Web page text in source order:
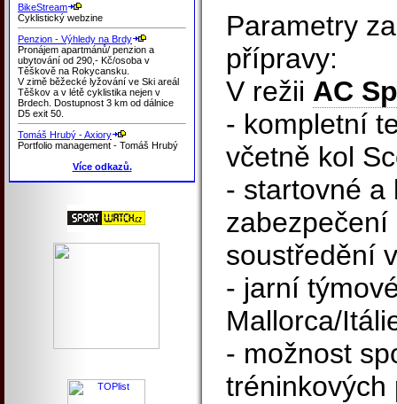
BikeStream
Cyklistický webzine
Penzion - Výhledy na Brdy
Pronájem apartmánů/ penzion a
ubytování od 290,- Kč/osoba v
Těškově na Rokycansku.
V zimě běžecké lyžování ve Ski areál
Těškov a v létě cyklistika nejen v
Brdech. Dostupnost 3 km od dálnice
D5 exit 50.
Tomáš Hrubý - Axiory
Portfolio management - Tomáš Hrubý
Více odkazů.
Parametry
přípravy:
V režii AC
- kompletní
včetně kol
- startovné a
soustředění
- jarní
Mallorca/
- možnost
tréninkových